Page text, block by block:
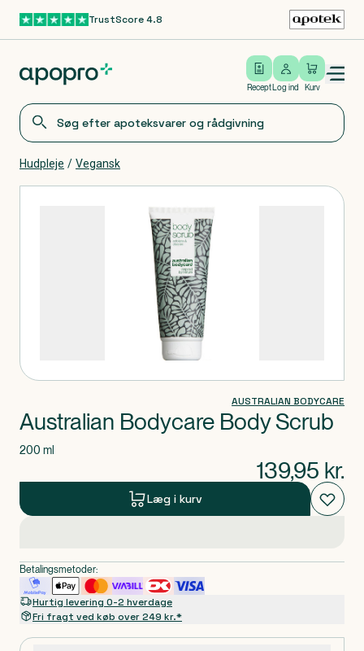
Gå til hovedindholdTrustScore 4.8
Recept
Log ind
Log ind Kurv
Open/close menu
Hudpleje / Vegansk
AUSTRALIAN BODYCARE
Australian Bodycare Body Scrub
200 ml
139,95 kr.
Læg i kurv
Betalingsmetoder:
Hurtig levering 0-2 hverdage
Fri fragt ved køb over 249 kr.*